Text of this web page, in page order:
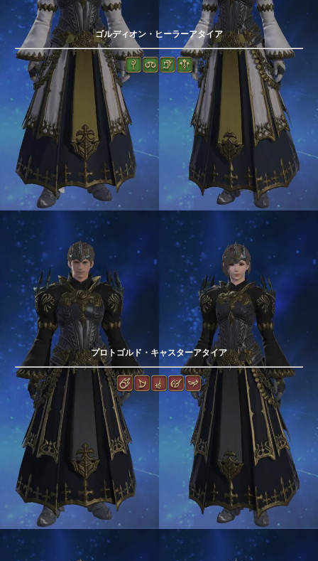
ゴルディオン・ヒーラーアタイア
プロトゴルド・キャスターアタイア